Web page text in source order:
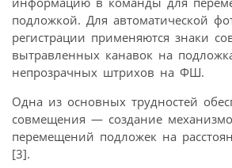
подложкой. Для автоматической
регистрации применяются знаки
вытравленных канавок на
непрозрачных штрихов на ФШ.
Одна из основных трудностей
совмещения — создание
перемещений подложек на
[3].